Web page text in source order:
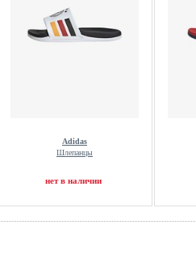
Adidas
Шлепанцы
нет в наличии